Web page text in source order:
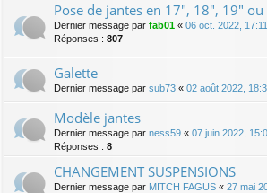
Pose de jantes en 17", 18", 19"
Dernier message par fab01 « 06 oct. 2022, 17:11
Réponses : 807
Galette
Dernier message par sub73 « 02 août 2022,
Modèle jantes
Dernier message par ness59 « 07 juin 2022,
Réponses : 8
CHANGEMENT SUSPENSIONS
Dernier message par MITCH FAGUS « 27 mai